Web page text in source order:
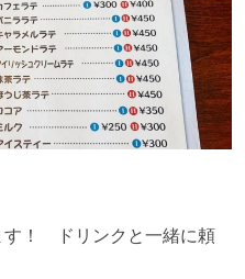
す！ ドリンクと一緒に頼